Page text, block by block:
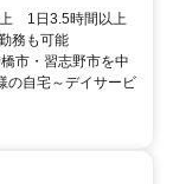
1日3.5時間以上
も可能
市・習志野市を中
の自宅～デイサービ